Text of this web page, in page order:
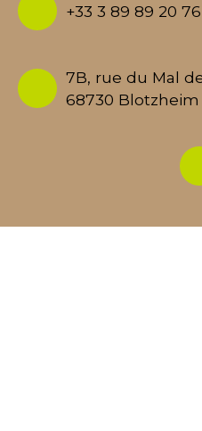
+33 3 89 89 20 76
7B, rue du Mal
68730 Blotzheim